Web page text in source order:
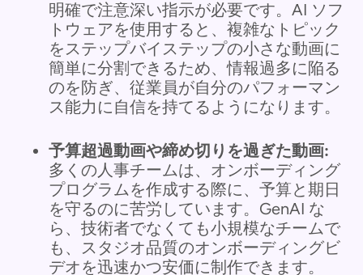
明確で注意深い指示が必要です。AI ソフ
トウェアを使用すると、複雑なトピック
をステップバイステップの小さな動画に
簡単に分割できるため、情報過多に陥る
のを防ぎ、従業員が自分のパフォーマン
ス能力に自信を持てるようになります。
予算超過動画や締め切りを過ぎた動画:
多くの人事チームは、オンボーディング
プログラムを作成する際に、予算と期日
を守るのに苦労しています。GenAI な
ら、技術者でなくても小規模なチームで
も、スタジオ品質のオンボーディングビ
デオを迅速かつ安価に制作できます。